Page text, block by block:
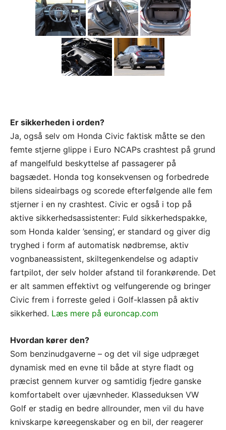
Er sikkerheden i orden?
Ja, også selv om Honda Civic faktisk måtte se den
femte stjerne glippe i Euro NCAPs crashtest på grund
af mangelfuld beskyttelse af passagerer på
bagsædet. Honda tog konsekvensen og forbedrede
bilens sideairbags og scorede efterfølgende alle fem
stjerner i en ny crashtest. Civic er også i top på
aktive sikkerhedsassistenter: Fuld sikkerhedspakke,
som Honda kalder ’sensing’, er standard og giver dig
tryghed i form af automatisk nødbremse, aktiv
vognbaneassistent, skiltegenkendelse og adaptiv
fartpilot, der selv holder afstand til forankørende. Det
er alt sammen effektivt og velfungerende og bringer
Civic frem i forreste geled i Golf-klassen på aktiv
sikkerhed. Læs mere på euroncap.com
Hvordan kører den?
Som benzinudgaverne – og det vil sige udpræget
dynamisk med en evne til både at styre fladt og
præcist gennem kurver og samtidig fjedre ganske
komfortabelt over ujævnheder. Klasseduksen VW
Golf er stadig en bedre allrounder, men vil du have
knivskarpe køreegenskaber og en bil, der reagerer